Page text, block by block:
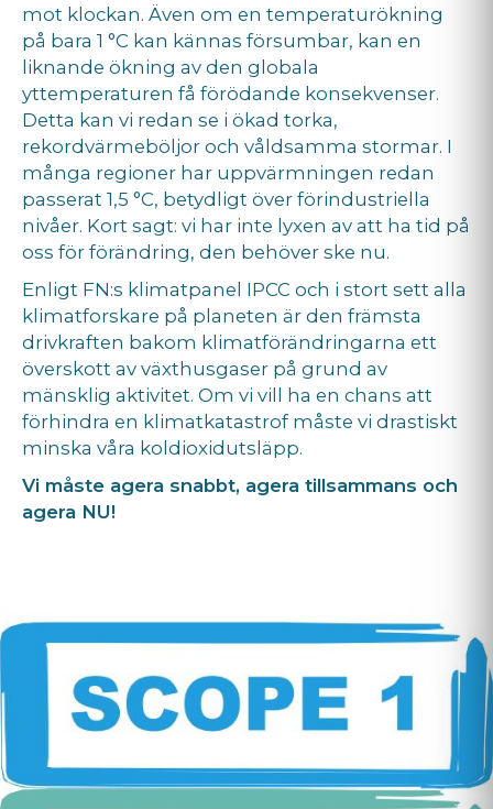
mot klockan. Även om en temperaturökning
på bara 1 °C kan kännas försumbar, kan en
liknande ökning av den globala
yttemperaturen få förödande konsekvenser.
Detta kan vi redan se i ökad torka,
rekordvärmeböljor och våldsamma stormar. I
många regioner har uppvärmningen redan
passerat 1,5 °C, betydligt över förindustriella
nivåer. Kort sagt: vi har inte lyxen av att ha tid på
oss för förändring, den behöver ske nu.
Enligt FN:s klimatpanel IPCC och i stort sett alla
klimatforskare på planeten är den främsta
drivkraften bakom klimatförändringarna ett
överskott av växthusgaser på grund av
mänsklig aktivitet. Om vi vill ha en chans att
förhindra en klimatkatastrof måste vi drastiskt
minska våra koldioxidutsläpp.
Vi måste agera snabbt, agera tillsammans och
agera NU!